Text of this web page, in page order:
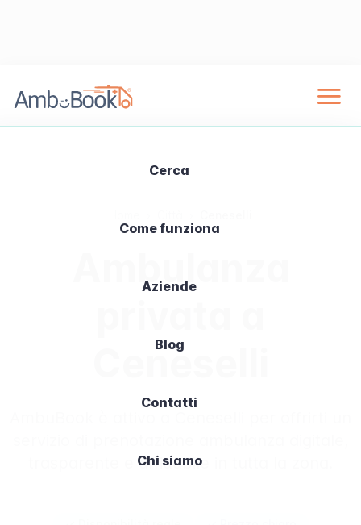
Cerca
Come funziona
Aziende
Blog
Contatti
Chi siamo
Ambulanza
Ceneselli
trasparente e affidabile in tutta la zona.